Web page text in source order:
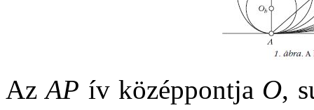
AzAP ív középpontja O,